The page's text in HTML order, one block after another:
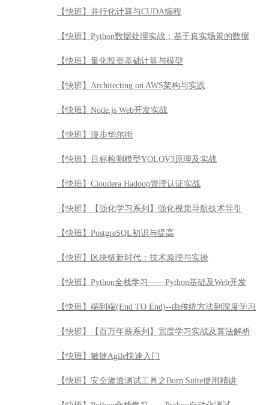
【快班】漫步华尔街
【快班】目标检测模型YOLOV3原理及实战
【快班】Cloudera Hadoop管理认证实战
【快班】【强化学习系列】强化视觉导航技术导引
【快班】PostgreSQL初识与提高
【快班】区块链新时代：技术原理与实操
【快班】Python全栈学习——Python基础及Web开发
【快班】端到端(End TO End)--由传统方法到深度学习
【快班】【百万年薪系列】宽度学习实战及算法解析
【快班】敏捷Agile快速入门
【快班】安全渗透测试工具之Burp Suite使用精讲
【快班】Python全栈学习——Python自动化测试
【快班】系统运维之基础服务进阶实战
【快班】Elastic Stack实战
【快班】测试架构师核心技术
【快班】python网络爬虫应用实战